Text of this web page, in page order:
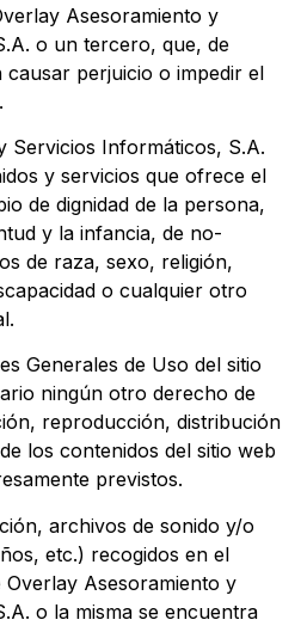
Asesoramiento y
o un tercero, que, de
perjuicio o impedir el
Servicios Informáticos, S.A.
y servicios que ofrece el
de dignidad de la persona,
y la infancia, de no-
de raza, sexo, religión,
o cualquier otro
Generales de Uso del sitio
ningún otro derecho de
reproducción, distribución
los contenidos del sitio web
previstos.
archivos de sonido y/o
etc.) recogidos en el
Asesoramiento y
o la misma se encuentra